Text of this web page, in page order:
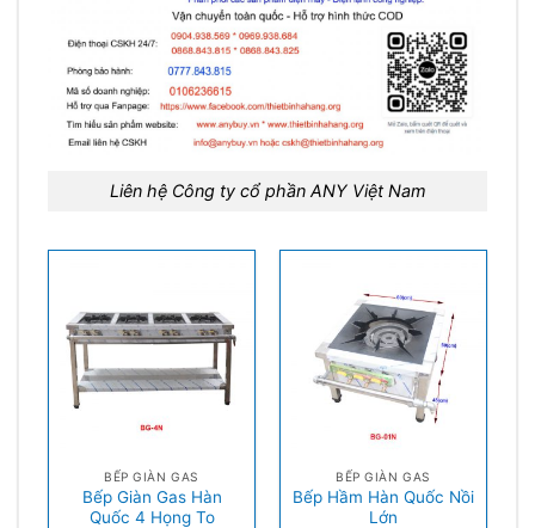
Liên hệ Công ty cổ phần ANY Việt Nam
BẾP GIÀN GAS
Bếp Giàn Gas Hàn
Quốc 4 Họng To
BẾP GIÀN GAS
Bếp Hầm Hàn Quốc Nồi
Lớn